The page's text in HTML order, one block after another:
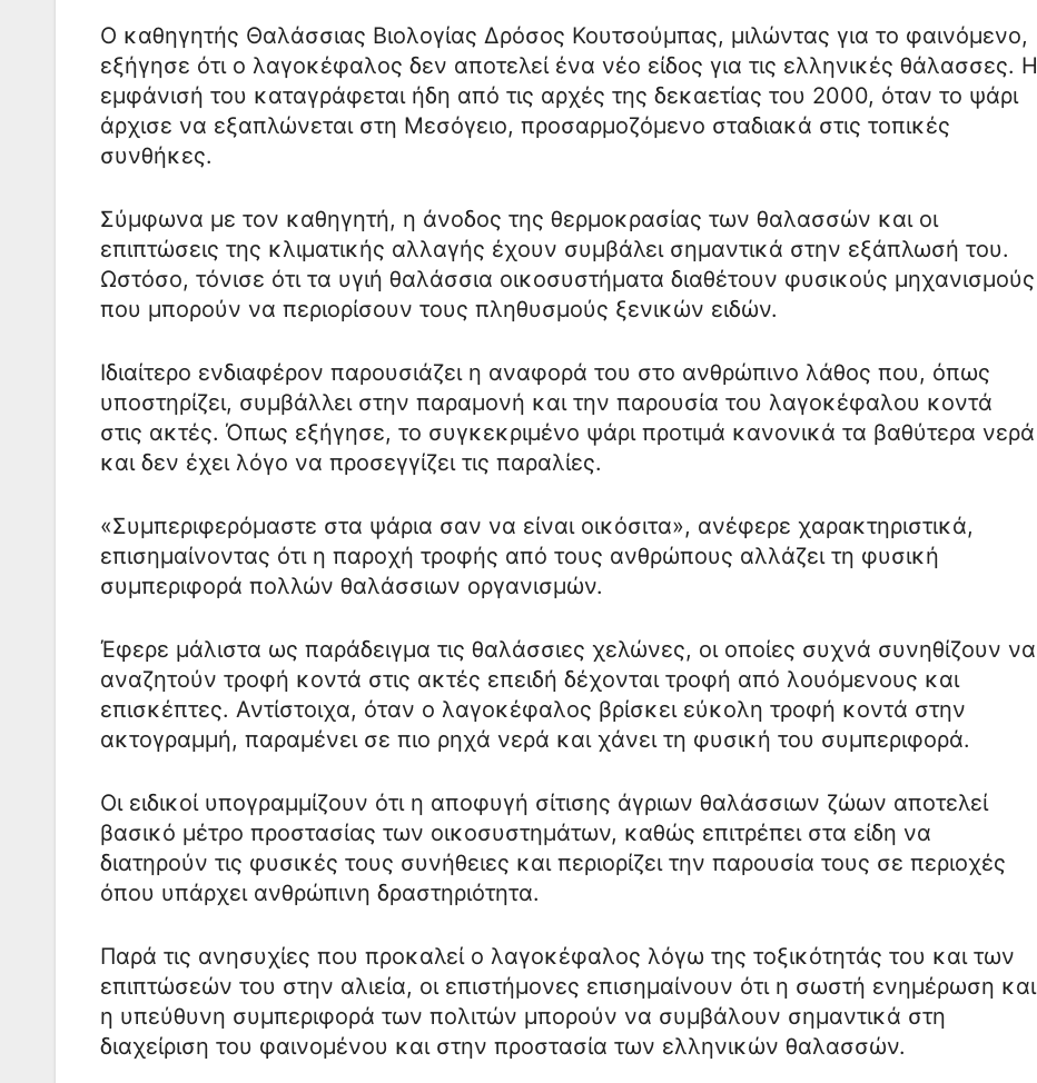
Ο καθηγητής Θαλάσσιας Βιολογίας Δρόσος Κουτσούμπας, μιλώντας για το φαινόμενο,
εξήγησε ότι ο λαγοκέφαλος δεν αποτελεί ένα νέο είδος για τις ελληνικές θάλασσες. Η
εμφάνισή του καταγράφεται ήδη από τις αρχές της δεκαετίας του 2000, όταν το ψάρι
άρχισε να εξαπλώνεται στη Μεσόγειο, προσαρμοζόμενο σταδιακά στις τοπικές
συνθήκες.
Σύμφωνα με τον καθηγητή, η άνοδος της θερμοκρασίας των θαλασσών και οι
επιπτώσεις της κλιματικής αλλαγής έχουν συμβάλει σημαντικά στην εξάπλωσή του.
Ωστόσο, τόνισε ότι τα υγιή θαλάσσια οικοσυστήματα διαθέτουν φυσικούς μηχανισμούς
που μπορούν να περιορίσουν τους πληθυσμούς ξενικών ειδών.
Ιδιαίτερο ενδιαφέρον παρουσιάζει η αναφορά του στο ανθρώπινο λάθος που, όπως
υποστηρίζει, συμβάλλει στην παραμονή και την παρουσία του λαγοκέφαλου κοντά
στις ακτές. Όπως εξήγησε, το συγκεκριμένο ψάρι προτιμά κανονικά τα βαθύτερα νερά
και δεν έχει λόγο να προσεγγίζει τις παραλίες.
«Συμπεριφερόμαστε στα ψάρια σαν να είναι οικόσιτα», ανέφερε χαρακτηριστικά,
επισημαίνοντας ότι η παροχή τροφής από τους ανθρώπους αλλάζει τη φυσική
συμπεριφορά πολλών θαλάσσιων οργανισμών.
Έφερε μάλιστα ως παράδειγμα τις θαλάσσιες χελώνες, οι οποίες συχνά συνηθίζουν να
αναζητούν τροφή κοντά στις ακτές επειδή δέχονται τροφή από λουόμενους και
επισκέπτες. Αντίστοιχα, όταν ο λαγοκέφαλος βρίσκει εύκολη τροφή κοντά στην
ακτογραμμή, παραμένει σε πιο ρηχά νερά και χάνει τη φυσική του συμπεριφορά.
Οι ειδικοί υπογραμμίζουν ότι η αποφυγή σίτισης άγριων θαλάσσιων ζώων αποτελεί
βασικό μέτρο προστασίας των οικοσυστημάτων, καθώς επιτρέπει στα είδη να
διατηρούν τις φυσικές τους συνήθειες και περιορίζει την παρουσία τους σε περιοχές
όπου υπάρχει ανθρώπινη δραστηριότητα.
Παρά τις ανησυχίες που προκαλεί ο λαγοκέφαλος λόγω της τοξικότητάς του και των
επιπτώσεών του στην αλιεία, οι επιστήμονες επισημαίνουν ότι η σωστή ενημέρωση και
η υπεύθυνη συμπεριφορά των πολιτών μπορούν να συμβάλουν σημαντικά στη
διαχείριση του φαινομένου και στην προστασία των ελληνικών θαλασσών.